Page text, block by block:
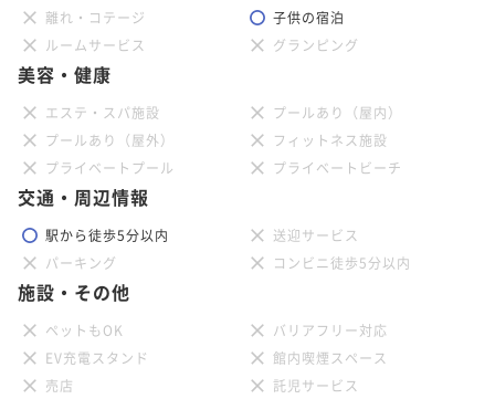
離れ・コテージ
子供の宿泊
ルームサービス
グランピング
美容・健康
エステ・スパ施設
プールあり（屋内）
プールあり（屋外）
フィットネス施設
プライベートプール
プライベートビーチ
交通・周辺情報
駅から徒歩5分以内
送迎サービス
パーキング
コンビニ徒歩5分以内
施設・その他
ペットもOK
バリアフリー対応
EV充電スタンド
館内喫煙スペース
売店
託児サービス